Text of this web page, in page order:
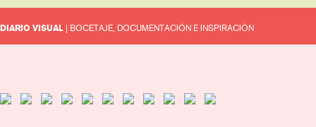
DIARIO VISUAL | BOCETAJE, DOCUMENTACIÓN E INSPIRACIÓN